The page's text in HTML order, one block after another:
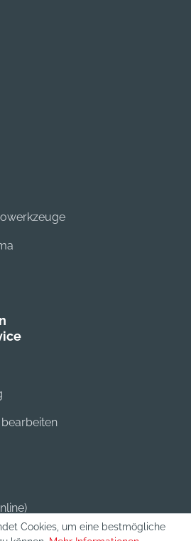
Cookies, um eine bestmögliche